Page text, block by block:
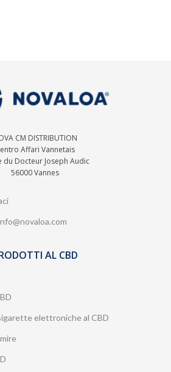
CM DISTRIBUTION
Affari Vannetais
du Docteur Joseph Audic
56000 Vannes
AL CBD
elettroniche al CBD